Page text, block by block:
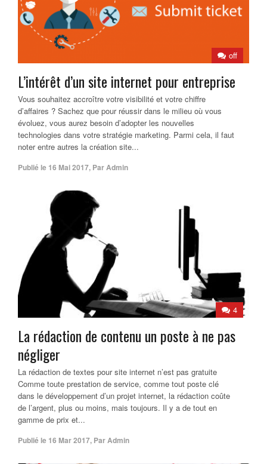
off
L’intérêt d’un site internet pour entreprise
Vous souhaitez accroître votre visibilité et votre chiffre
d’affaires ? Sachez que pour réussir dans le milieu où vous
évoluez, vous aurez besoin d’adopter les nouvelles
technologies dans votre stratégie marketing. Parmi cela, il faut
noter entre autres la création site...
Publié le 16 Mai 2017, ParAdmin
4
La rédaction de contenu un poste à ne pas
négliger
La rédaction de textes pour site internet n’est pas gratuite
Comme toute prestation de service, comme tout poste clé
dans le développement d’un projet internet, la rédaction coûte
de l’argent, plus ou moins, mais toujours. Il y a de tout en
gamme de prix et...
Publié le 16 Mar 2017, ParAdmin